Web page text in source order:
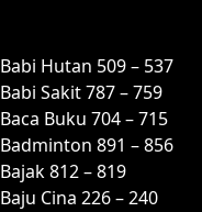
Babi Hutan 509 – 537
Babi Sakit 787 – 759
Baca Buku 704 – 715
Badminton 891 – 856
Bajak 812 – 819
Baju Cina 226 – 240